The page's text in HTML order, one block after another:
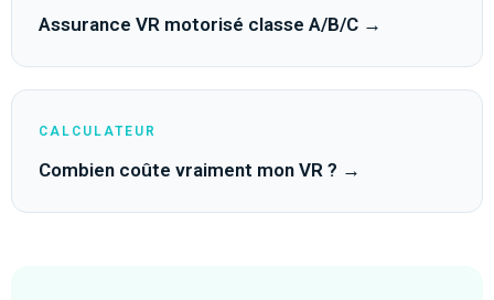
Assurance VR motorisé classe A/B/C →
CALCULATEUR
Combien coûte vraiment mon VR ? →